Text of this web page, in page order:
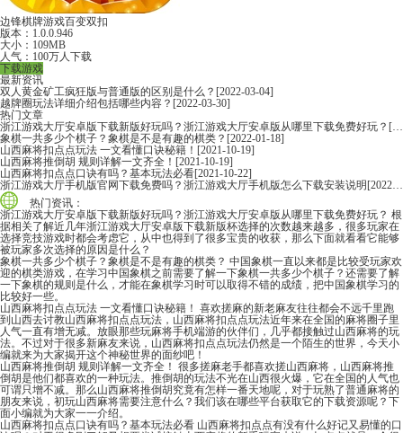
边锋棋牌游戏百变双扣
版本：1.0.0.946
大小：109MB
人气：100万人下载
下载游戏
最新资讯
双人黄金矿工疯狂版与普通版的区别是什么？ [2022-03-04]
越牌圈玩法详细介绍包括哪些内容？ [2022-03-30]
热门文章
浙江游戏大厅安卓版下载新版好玩吗？浙江游戏大厅安卓版从哪里下载免费好玩？ [2022-06-16]
象棋一共多少个棋子？象棋是不是有趣的棋类？ [2022-01-18]
山西麻将扣点点玩法 一文看懂口诀秘籍！ [2021-10-19]
山西麻将推倒胡 规则详解一文齐全！ [2021-10-19]
山西麻将扣点点口诀有吗？基本玩法必看[2021-10-22]
浙江游戏大厅手机版官网下载免费吗？浙江游戏大厅手机版怎么下载安装说明 [2022-06-16]
热门资讯：
浙江游戏大厅安卓版下载新版好玩吗？浙江游戏大厅安卓版从哪里下载免费好玩？ 根
据相关了解近几年浙江游戏大厅安卓版下载新版杯选择的次数越来越多，很多玩家在
选择竞技游戏时都会考虑它，从中也得到了很多宝贵的收获，那么下面就看看它能够
被玩家多次选择的原因是什么？
象棋一共多少个棋子？象棋是不是有趣的棋类？ 中国象棋一直以来都是比较受玩家欢
迎的棋类游戏，在学习中国象棋之前需要了解一下象棋一共多少个棋子？还需要了解
一下象棋的规则是什么，才能在象棋学习时可以取得不错的成绩，把中国象棋学习的
比较好一些。
山西麻将扣点点玩法 一文看懂口诀秘籍！ 喜欢搓麻的新老麻友往往都会不远千里跑
到山西去讨教山西麻将扣点点玩法，山西麻将扣点点玩法近年来在全国的麻将圈子里
人气一直有增无减。放眼那些玩麻将手机端游的伙伴们，几乎都接触过山西麻将的玩
法。不过对于很多新麻友来说，山西麻将扣点点玩法仍然是一个陌生的世界，今天小
编就来为大家揭开这个神秘世界的面纱吧！
山西麻将推倒胡 规则详解一文齐全！ 很多搓麻老手都喜欢搓山西麻将，山西麻将推
倒胡是他们都喜欢的一种玩法。推倒胡的玩法不光在山西很火爆，它在全国的人气也
可谓只增不减。那么山西麻将推倒胡究竟有怎样一番天地呢，对于玩熟了普通麻将的
朋友来说，初玩山西麻将需要注意什么？我们该在哪些平台获取它的下载资源呢？下
面小编就为大家一一介绍。
山西麻将扣点点口诀有吗？基本玩法必看 山西麻将扣点点有没有什么好记又易懂的口